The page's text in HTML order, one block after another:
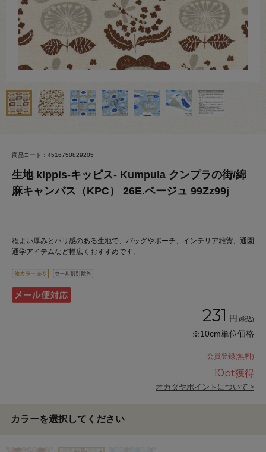
商品コード：4516750829205
生地 kippis-キッピス- Kumpula クンプラの街/綿
麻キャンバス（KPC） 26E.ベージュ 99Zz99j
程よい厚みとハリ感のある生地で、バッグやポーチ、インテリア雑貨、通園
通学アイテムなど幅広くおすすめです。
231 円 (税込)
※10cm単位価格
会員登録(無料)
10pt獲得
オカダヤポイントについて >
カラーを選択してください